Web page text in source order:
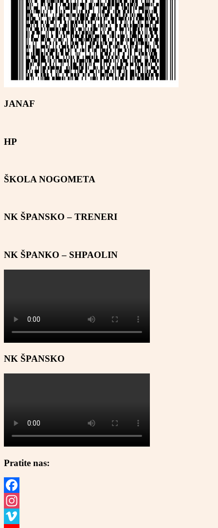
JANAF
HP
ŠKOLA NOGOMETA
NK ŠPANSKO – TRENERI
NK ŠPANKO – SHPAOLIN
NK ŠPANSKO
Pratite nas:
Facebook
Instagram